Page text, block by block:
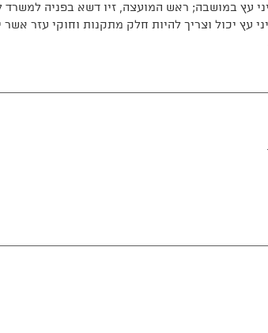
עץ במושבה; ראש המועצה, זיו דשא בפניה למשרד
עץ יכול וצריך להיות חלק מתקנות וחוקי עזר אשר